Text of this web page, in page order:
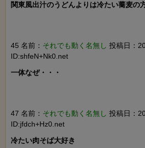
関東風出汁のうどんよりは冷たい蕎麦の
45 名前： それでも動く名無し 投稿日：
ID:shfeN+Nk0.net
一体なぜ・・・
47 名前： それでも動く名無し 投稿日：
ID:jfdch+Hz0.net
冷たい肉そば大好き